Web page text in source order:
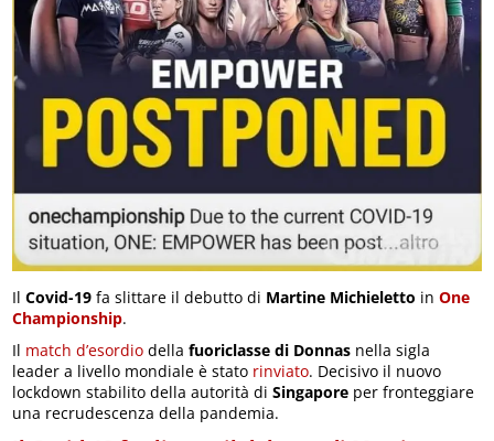
IlCovid-19 fa slittare il debutto di Martine Michieletto inOne
Championship.
Il match d’esordio dellafuoriclasse di Donnas nella sigla
leader a livello mondiale è stato rinviato. Decisivo il nuovo
lockdown stabilito della autorità diSingapore per fronteggiare
una recrudescenza della pandemia.